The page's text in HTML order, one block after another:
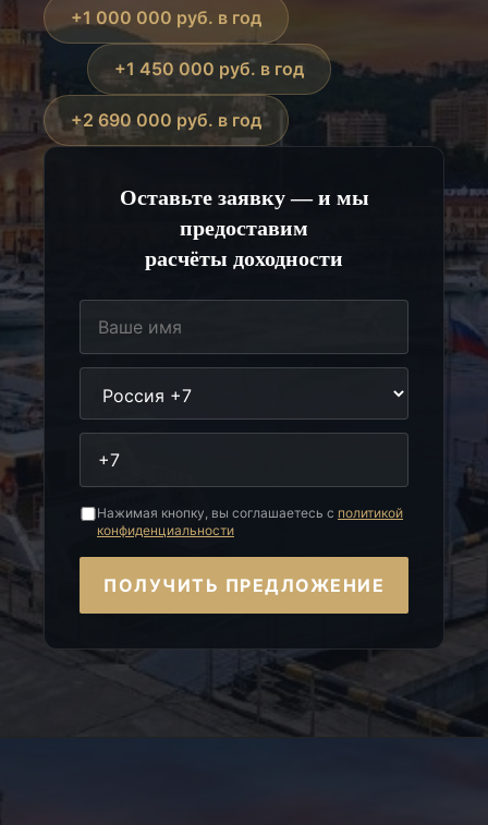
+1 000 000 руб. в год
+1 450 000 руб. в год
+2 690 000 руб. в год
Оставьте заявку — и мы
предоставим
расчёты доходности
Нажимая кнопку, вы соглашаетесь с политикой
конфиденциальности
ПОЛУЧИТЬ ПРЕДЛОЖЕНИЕ